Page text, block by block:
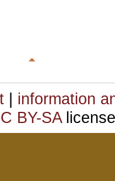
| information
BY-SA